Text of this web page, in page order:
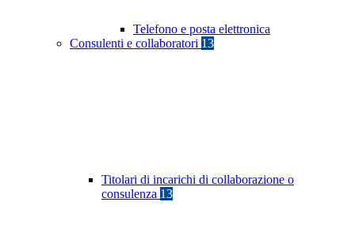
Telefono e posta elettronica
Consulenti e collaboratori 13
Titolari di incarichi di collaborazione o
consulenza 13